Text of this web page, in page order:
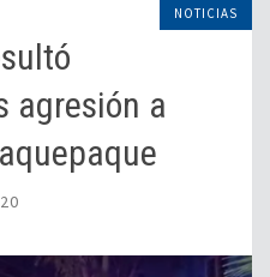
NOTICIAS
agresión a